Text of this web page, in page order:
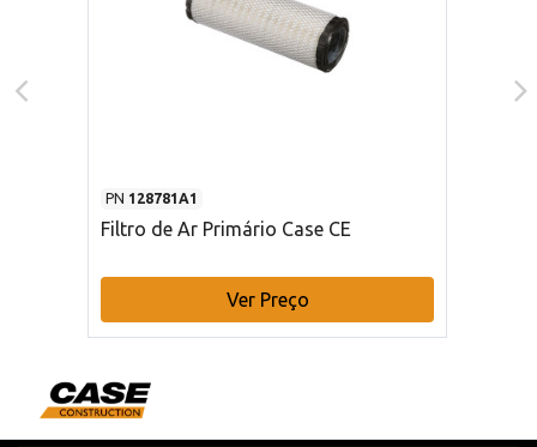
PN 128781A1
Filtro de Ar Primário Case CE
Ver Preço